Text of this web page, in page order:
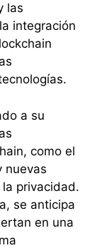
las
integración
a su
como el
nuevas
privacidad.
se anticipa
en una